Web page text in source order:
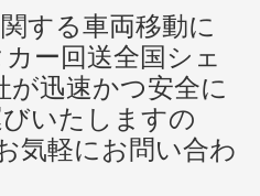
する車両移動に
ー回送全国シェ
が迅速かつ安全に
いたしますの
気軽にお問い合わ